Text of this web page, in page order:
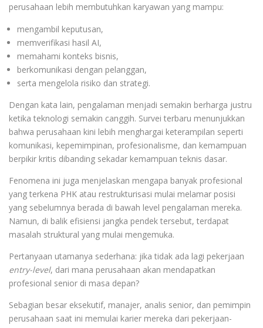
perusahaan lebih membutuhkan karyawan yang mampu:
mengambil keputusan,
memverifikasi hasil AI,
memahami konteks bisnis,
berkomunikasi dengan pelanggan,
serta mengelola risiko dan strategi.
Dengan kata lain, pengalaman menjadi semakin berharga justru
ketika teknologi semakin canggih. Survei terbaru menunjukkan
bahwa perusahaan kini lebih menghargai keterampilan seperti
komunikasi, kepemimpinan, profesionalisme, dan kemampuan
berpikir kritis dibanding sekadar kemampuan teknis dasar.
Fenomena ini juga menjelaskan mengapa banyak profesional
yang terkena PHK atau restrukturisasi mulai melamar posisi
yang sebelumnya berada di bawah level pengalaman mereka.
Namun, di balik efisiensi jangka pendek tersebut, terdapat
masalah struktural yang mulai mengemuka.
Pertanyaan utamanya sederhana: jika tidak ada lagi pekerjaan
entry-level, dari mana perusahaan akan mendapatkan
profesional senior di masa depan?
Sebagian besar eksekutif, manajer, analis senior, dan pemimpin
perusahaan saat ini memulai karier mereka dari pekerjaan-